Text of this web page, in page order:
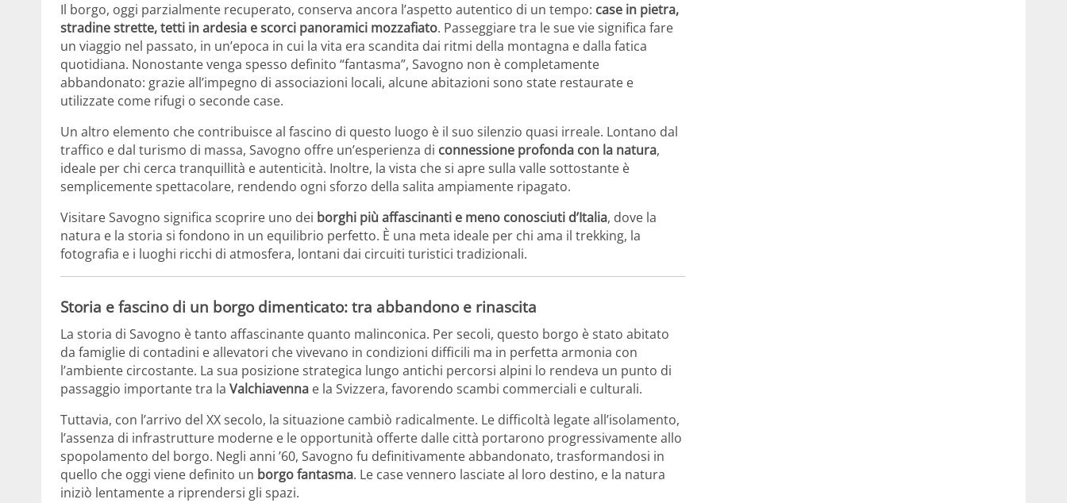
Il borgo, oggi parzialmente recuperato, conserva ancora l’aspetto autentico di un tempo: case in pietra,
stradine strette, tetti in ardesia e scorci panoramici mozzafiato. Passeggiare tra le sue vie significa fare
un viaggio nel passato, in un’epoca in cui la vita era scandita dai ritmi della montagna e dalla fatica
quotidiana. Nonostante venga spesso definito “fantasma”, Savogno non è completamente
abbandonato: grazie all’impegno di associazioni locali, alcune abitazioni sono state restaurate e
utilizzate come rifugi o seconde case.
Un altro elemento che contribuisce al fascino di questo luogo è il suo silenzio quasi irreale. Lontano dal
traffico e dal turismo di massa, Savogno offre un’esperienza di connessione profonda con la natura,
ideale per chi cerca tranquillità e autenticità. Inoltre, la vista che si apre sulla valle sottostante è
semplicemente spettacolare, rendendo ogni sforzo della salita ampiamente ripagato.
Visitare Savogno significa scoprire uno dei borghi più affascinanti e meno conosciuti d’Italia, dove la
natura e la storia si fondono in un equilibrio perfetto. È una meta ideale per chi ama il trekking, la
fotografia e i luoghi ricchi di atmosfera, lontani dai circuiti turistici tradizionali.
Storia e fascino di un borgo dimenticato: tra abbandono e rinascita
La storia di Savogno è tanto affascinante quanto malinconica. Per secoli, questo borgo è stato abitato
da famiglie di contadini e allevatori che vivevano in condizioni difficili ma in perfetta armonia con
l’ambiente circostante. La sua posizione strategica lungo antichi percorsi alpini lo rendeva un punto di
passaggio importante tra la Valchiavenna e la Svizzera, favorendo scambi commerciali e culturali.
Tuttavia, con l’arrivo del XX secolo, la situazione cambiò radicalmente. Le difficoltà legate all’isolamento,
l’assenza di infrastrutture moderne e le opportunità offerte dalle città portarono progressivamente allo
spopolamento del borgo. Negli anni ’60, Savogno fu definitivamente abbandonato, trasformandosi in
quello che oggi viene definito un borgo fantasma. Le case vennero lasciate al loro destino, e la natura
iniziò lentamente a riprendersi gli spazi.